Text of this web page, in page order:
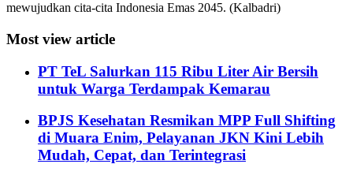
mewujudkan cita-cita Indonesia Emas 2045. (Kalbadri)
Most view article
PT TeL Salurkan 115 Ribu Liter Air Bersih
untuk Warga Terdampak Kemarau
BPJS Kesehatan Resmikan MPP Full Shifting
di Muara Enim, Pelayanan JKN Kini Lebih
Mudah, Cepat, dan Terintegrasi